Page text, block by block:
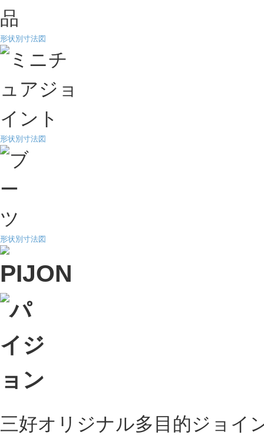
形状別寸法図
形状別寸法図
形状別寸法図
三好オリジナル多目的ジョイ